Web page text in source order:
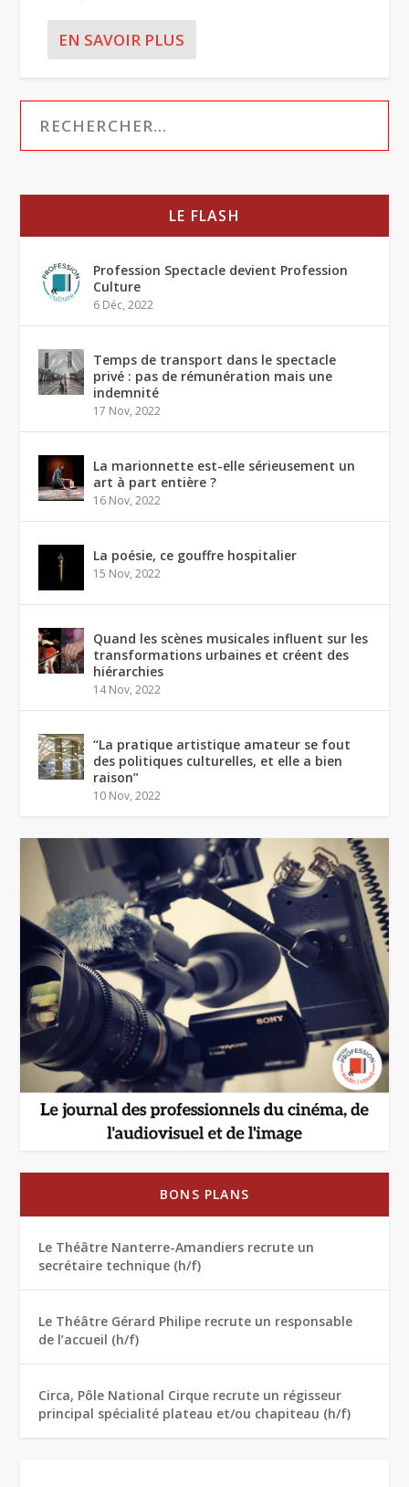
EN SAVOIR PLUS
LE FLASH
Profession Spectacle devient Profession
Culture
6 Déc, 2022
Temps de transport dans le spectacle
privé : pas de rémunération mais une
indemnité
17 Nov, 2022
La marionnette est-elle sérieusement un
art à part entière ?
16 Nov, 2022
La poésie, ce gouffre hospitalier
15 Nov, 2022
Quand les scènes musicales influent sur les
transformations urbaines et créent des
hiérarchies
14 Nov, 2022
“La pratique artistique amateur se fout
des politiques culturelles, et elle a bien
raison”
10 Nov, 2022
BONS PLANS
Le Théâtre Nanterre-Amandiers recrute un
secrétaire technique (h/f)
Le Théâtre Gérard Philipe recrute un responsable
de l’accueil (h/f)
Circa, Pôle National Cirque recrute un régisseur
principal spécialité plateau et/ou chapiteau (h/f)